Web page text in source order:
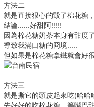
方法二
就是直接狠心的毀了棉花糖
結論......好甜阿!!!!!
因為棉花糖奶茶本身有甜度
導致我滿口糖的冏境.....
但如果是棉花糖拿鐵就會好
方法三
就是撕它的頭皮起來吃(哈哈
先好好的吃棉花糖，等嘴巴